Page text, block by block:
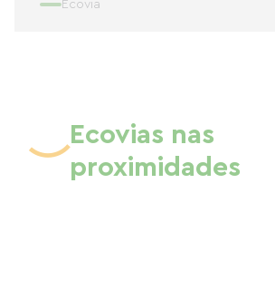
Ecovia
Ecovias nas
proximidades